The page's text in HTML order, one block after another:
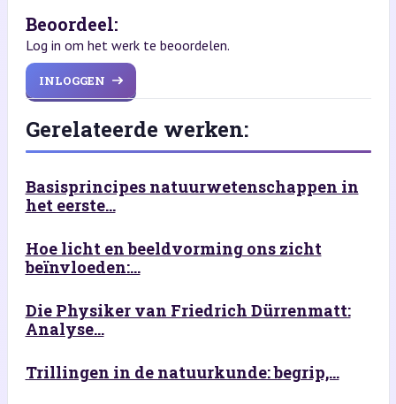
Beoordeel:
Log in om het werk te beoordelen.
INLOGGEN
Gerelateerde werken:
Basisprincipes natuurwetenschappen in
het eerste...
Hoe licht en beeldvorming ons zicht
beïnvloeden:...
Die Physiker van Friedrich Dürrenmatt:
Analyse...
Trillingen in de natuurkunde: begrip,...